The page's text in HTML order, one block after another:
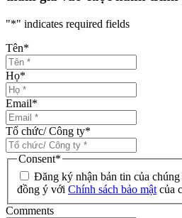
"*" indicates required fields
Tên*
Họ*
Email*
Tổ chức/ Công ty*
Consent*
Đăng ký nhận bản tin của
đồng ý với Chính sách bảo mậtcủa
Comments